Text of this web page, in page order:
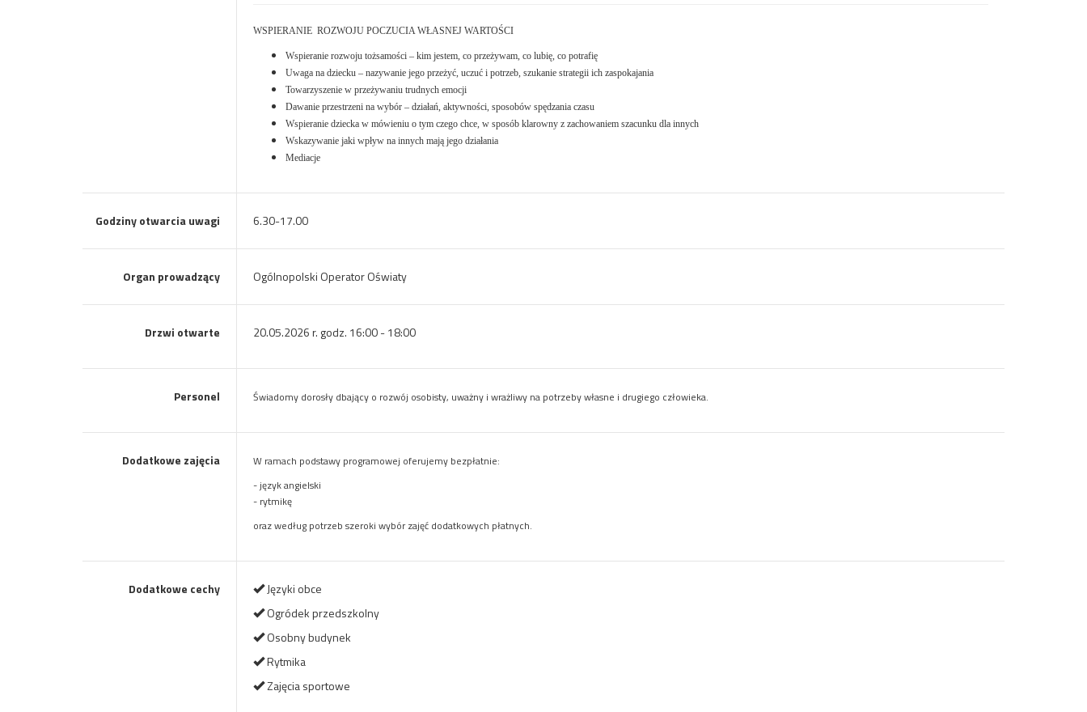
WSPIERANIE ROZWOJU POCZUCIA WŁASNEJ WARTOŚCI
Wspieranie rozwoju tożsamości – kim jestem, co przeżywam, co lubię, co potrafię
Uwaga na dziecku – nazywanie jego przeżyć, uczuć i potrzeb, szukanie strategii ich zaspokajania
Towarzyszenie w przeżywaniu trudnych emocji
Dawanie przestrzeni na wybór – działań, aktywności, sposobów spędzania czasu
Wspieranie dziecka w mówieniu o tym czego chce, w sposób klarowny z zachowaniem szacunku dla innych
Wskazywanie jaki wpływ na innych mają jego działania
Mediacje
Godziny otwarcia uwagi 6.30-17.00
Organ prowadzący Ogólnopolski Operator Oświaty
Drzwi otwarte 20.05.2026 r. godz. 16:00 - 18:00
Personel Świadomy dorosły dbający o rozwój osobisty, uważny i wrażliwy na potrzeby własne i drugiego człowieka.
Dodatkowe zajęcia W ramach podstawy programowej oferujemy bezpłatnie:
- język angielski
- rytmikę
oraz według potrzeb szeroki wybór zajęć dodatkowych płatnych.
Dodatkowe cechy
Języki obce
Ogródek przedszkolny
Osobny budynek
Rytmika
Zajęcia sportowe